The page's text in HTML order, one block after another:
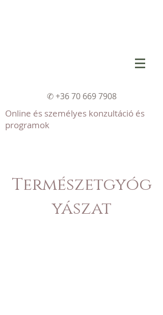
✆+36 70 669 7908
Online és személyes konzultáció és
programok
Természetgyóg
yászat